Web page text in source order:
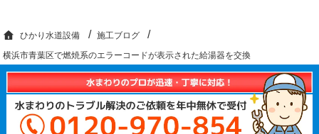
ひかり水道設備
施工ブログ
横浜市青葉区で燃焼系のエラーコードが表示された給湯器を交換